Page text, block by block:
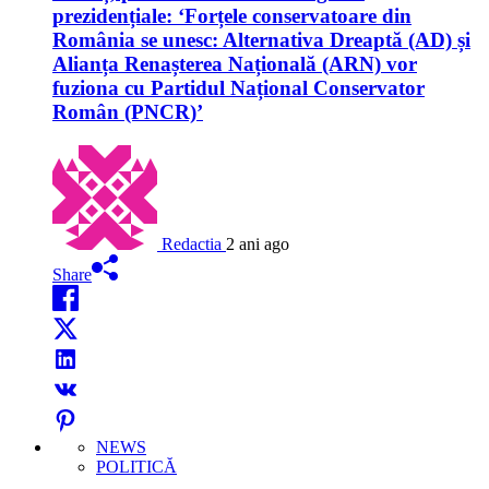
prezidențiale: ‘Forțele conservatoare din
România se unesc: Alternativa Dreaptă (AD) și
Alianța Renașterea Națională (ARN) vor
fuziona cu Partidul Național Conservator
Român (PNCR)’
Redactia 2 ani ago
Share
NEWS
POLITICĂ